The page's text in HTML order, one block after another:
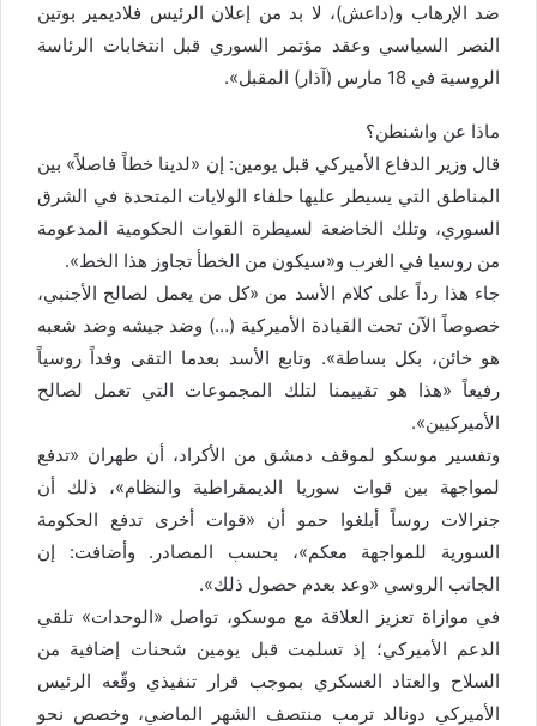
ضد الإرهاب و(داعش)، لا بد من إعلان الرئيس فلاديمير بوتين
النصر السياسي وعقد مؤتمر السوري قبل انتخابات الرئاسة
الروسية في 18 مارس (آذار) المقبل».
ماذا عن واشنطن؟
قال وزير الدفاع الأميركي قبل يومين: إن «لدينا خطاً فاصلاً» بين
المناطق التي يسيطر عليها حلفاء الولايات المتحدة في الشرق
السوري، وتلك الخاضعة لسيطرة القوات الحكومية المدعومة
من روسيا في الغرب و«سيكون من الخطأ تجاوز هذا الخط».
جاء هذا رداً على كلام الأسد من «كل من يعمل لصالح الأجنبي،
خصوصاً الآن تحت القيادة الأميركية (…) وضد جيشه وضد شعبه
هو خائن، بكل بساطة». وتابع الأسد بعدما التقى وفداً روسياً
رفيعاً «هذا هو تقييمنا لتلك المجموعات التي تعمل لصالح
الأميركيين».
وتفسير موسكو لموقف دمشق من الأكراد، أن طهران «تدفع
لمواجهة بين قوات سوريا الديمقراطية والنظام»، ذلك أن
جنرالات روساً أبلغوا حمو أن «قوات أخرى تدفع الحكومة
السورية للمواجهة معكم»، بحسب المصادر. وأضافت: إن
الجانب الروسي «وعد بعدم حصول ذلك».
في موازاة تعزيز العلاقة مع موسكو، تواصل «الوحدات» تلقي
الدعم الأميركي؛ إذ تسلمت قبل يومين شحنات إضافية من
السلاح والعتاد العسكري بموجب قرار تنفيذي وقّعه الرئيس
الأميركي دونالد ترمب منتصف الشهر الماضي، وخصص نحو